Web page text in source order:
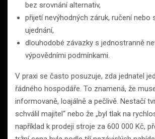
bez srovnání alternativ,
přijetí nevýhodných záruk, ručení nebo
ujednání,
dlouhodobé závazky s jednostranně
výpovědními podmínkami.
V praxi se často posuzuje, zda jednatel
řádného hospodáře. To znamená, že
informovaně, loajálně a pečlivě. Nestačí
schválil majitel“ nebo že „byl tlak na
například k prodeji stroje za 600 000 Kč,